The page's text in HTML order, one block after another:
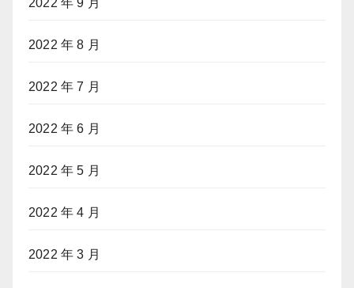
2022 年 8 月
2022 年 7 月
2022 年 6 月
2022 年 5 月
2022 年 4 月
2022 年 3 月